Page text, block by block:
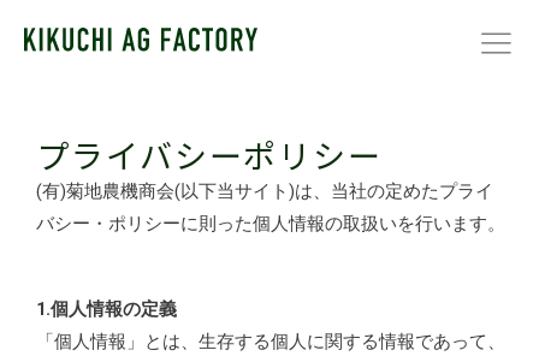
プライバシーポリシー
(有)菊地農機商会(以下当サイト)は、当社の定めたプライ
バシー・ポリシーに則った個人情報の取扱いを行います。
1.個人情報の定義
「個人情報」とは、生存する個人に関する情報であって、